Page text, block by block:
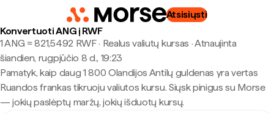
Atsisiųsti
Konvertuoti ANG į RWF
1 ANG ≈ 821,5492 RWF · Realus valiutų kursas ·Atnaujinta
šiandien, rugpjūčio 8 d., 19:23
Pamatyk, kaip daug 1 800 Olandijos Antilų guldenas yra vertas
Ruandos frankas tikruoju valiutos kursu. Siųsk pinigus su Morse
— jokių paslėptų maržų, jokių išduotų kursų.